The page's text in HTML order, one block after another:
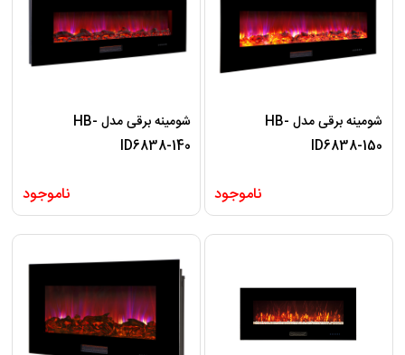
شومینه برقی مدل HB-
ID6838-150
ناموجود
شومینه برقی مدل HB-
ID6838-140
ناموجود